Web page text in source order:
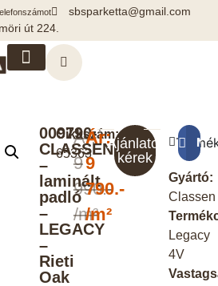
sbsparketta@gmail.com
út 224.
009790-
CLASSEN
–
laminált
padló
–
LEGACY
–
Rieti
Oak
Cikkszám:
65363
Ár:
9
990.-
/m²
Ár:
9
790.-
/m²
Ajánlatot
kérek
Gyártó:
Classen
Legacy
4V